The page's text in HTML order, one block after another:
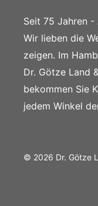
Seit 75 Jahren -
Wir lieben die
zeigen. Im
Dr. Götze Land
bekommen Sie
jedem Winkel
© 2026 Dr. Götze